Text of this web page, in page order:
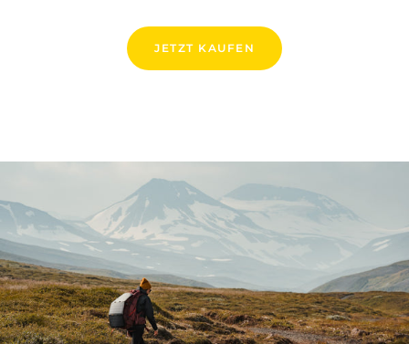
JETZT KAUFEN